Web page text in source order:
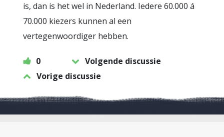
is, dan is het wel in Nederland. Iedere 60.000 á
70.000 kiezers kunnen al een
vertegenwoordiger hebben.
0
Volgende discussie
Vorige discussie